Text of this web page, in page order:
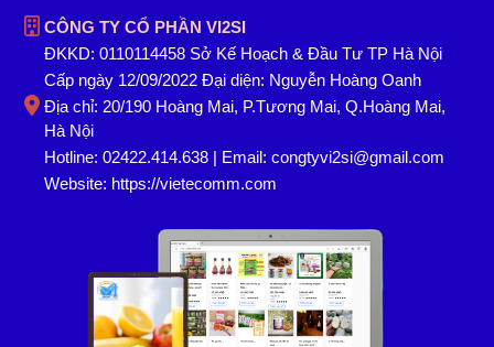
CÔNG TY CỔ PHẦN VI2SI
ĐKKD: 0110114458 Sở Kế Hoạch & Đầu Tư TP Hà Nội
Cấp ngày 12/09/2022 Đại diện: Nguyễn Hoàng Oanh
Địa chỉ: 20/190 Hoàng Mai, P.Tương Mai, Q.Hoàng Mai,
Hà Nội
Hotline: 02422.414.638 | Email: congtyvi2si@gmail.com
Website: https://vietecomm.com